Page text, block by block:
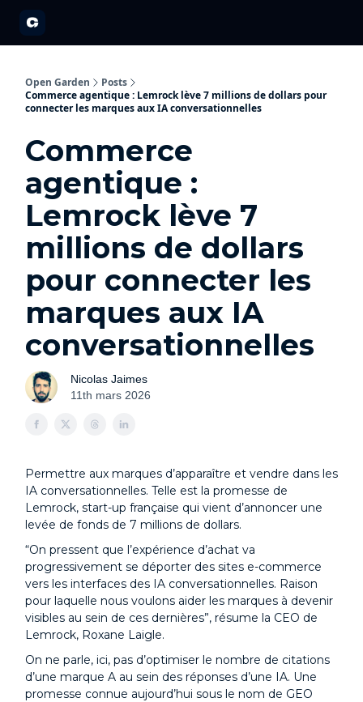
Open Garden
Posts
Commerce agentique : Lemrock lève 7 millions de dollars pour
connecter les marques aux IA conversationnelles
Commerce
agentique :
Lemrock lève 7
millions de dollars
pour connecter les
marques aux IA
conversationnelles
Nicolas Jaimes
11th mars 2026
Permettre aux marques d’apparaître et vendre dans les
IA conversationnelles. Telle est la promesse de
Lemrock, start-up française qui vient d’annoncer une
levée de fonds de 7 millions de dollars.
“On pressent que l’expérience d’achat va
progressivement se déporter des sites e-commerce
vers les interfaces des IA conversationnelles. Raison
pour laquelle nous voulons aider les marques à devenir
visibles au sein de ces dernières”, résume la CEO de
Lemrock, Roxane Laigle.
On ne parle, ici, pas d’optimiser le nombre de citations
d’une marque A au sein des réponses d’une IA. Une
promesse connue aujourd’hui sous le nom de GEO